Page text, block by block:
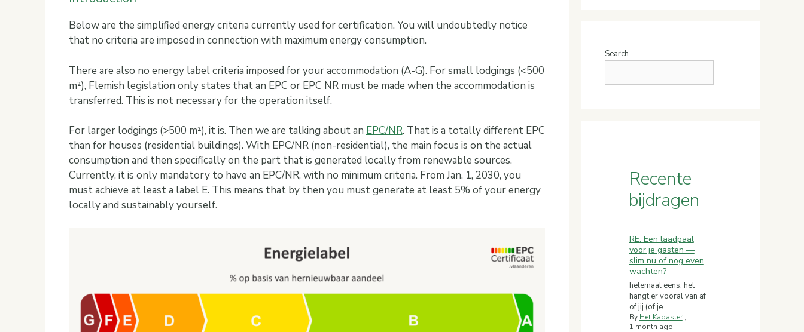
Below are the simplified energy criteria currently used for certification. You will undoubtedly notice
that no criteria are imposed in connection with maximum energy consumption.
There are also no energy label criteria imposed for your accommodation (A-G). For small lodgings (<500
m²), Flemish legislation only states that an EPC or EPC NR must be made when the accommodation is
transferred. This is not necessary for the operation itself.
For larger lodgings (>500 m²), it is. Then we are talking about an EPC/NR. That is a totally different EPC
than for houses (residential buildings). With EPC/NR (non-residential), the main focus is on the actual
consumption and then specifically on the part that is generated locally from renewable sources.
Currently, it is only mandatory to have an EPC/NR, with no minimum criteria. From Jan. 1, 2030, you
must achieve at least a label E. This means that by then you must generate at least 5% of your energy
locally and sustainably yourself.
Search
Recente
bijdragen
RE: Een laadpaal
voor je gasten —
slim nu of nog even
wachten?
helemaal eens: het
hangt er vooral van af
of jij (of je...
By Het Kadaster,
1 month ago